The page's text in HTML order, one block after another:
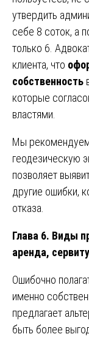
утвердить
себе 8 соток, а
только 6.
клиента, что
собственность
которые
властями.
Мы рекомендуем
геодезическую
позволяет
другие ошибки,
отказа.
Глава 6. Виды
аренда,
Ошибочно
именно
предлагает
быть более